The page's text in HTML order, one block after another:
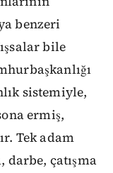
benzeri
bile
sistemiyle,
ermiş,
Tek adam
darbe, çatışma